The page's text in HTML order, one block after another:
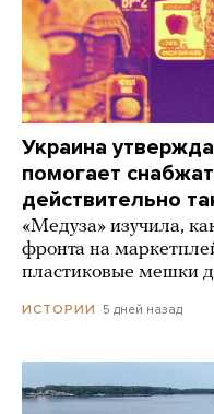
Украина
помогает
действительно
«Медуза» изучила,
фронта на
пластиковые мешки
ИСТОРИИ 5 дней назад